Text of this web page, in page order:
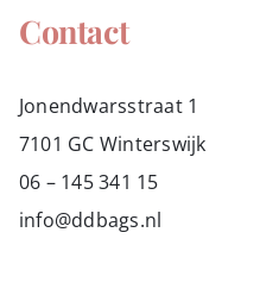
Contact
Jonendwarsstraat 1
7101 GC Winterswijk
06 – 145 341 15
info@ddbags.nl